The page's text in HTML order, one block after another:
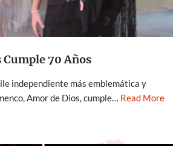
70 Años
independiente más emblemática y
Amor de Dios, cumple… Read More